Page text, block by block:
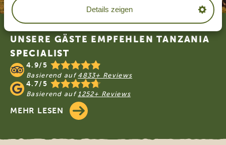
Details zeigen
Footer
UNSERE GÄSTE EMPFEHLEN TANZANIA
SPECIALIST
4.9/5
Basierend auf 4833+ Reviews
4.7/5
Basierend auf1252+ Reviews
MEHR LESEN